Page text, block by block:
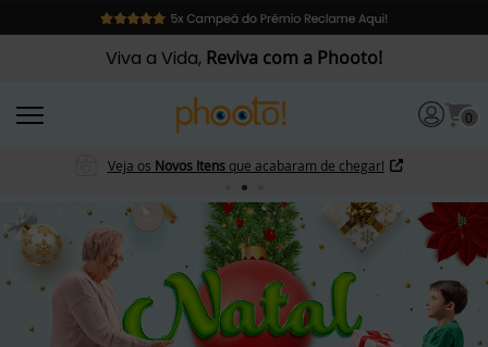
Viva a Vida, Reviva com a Phooto!
0
Veja os Novos Itens que acabaram de chegar!